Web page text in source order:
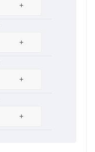
+
+
+
+